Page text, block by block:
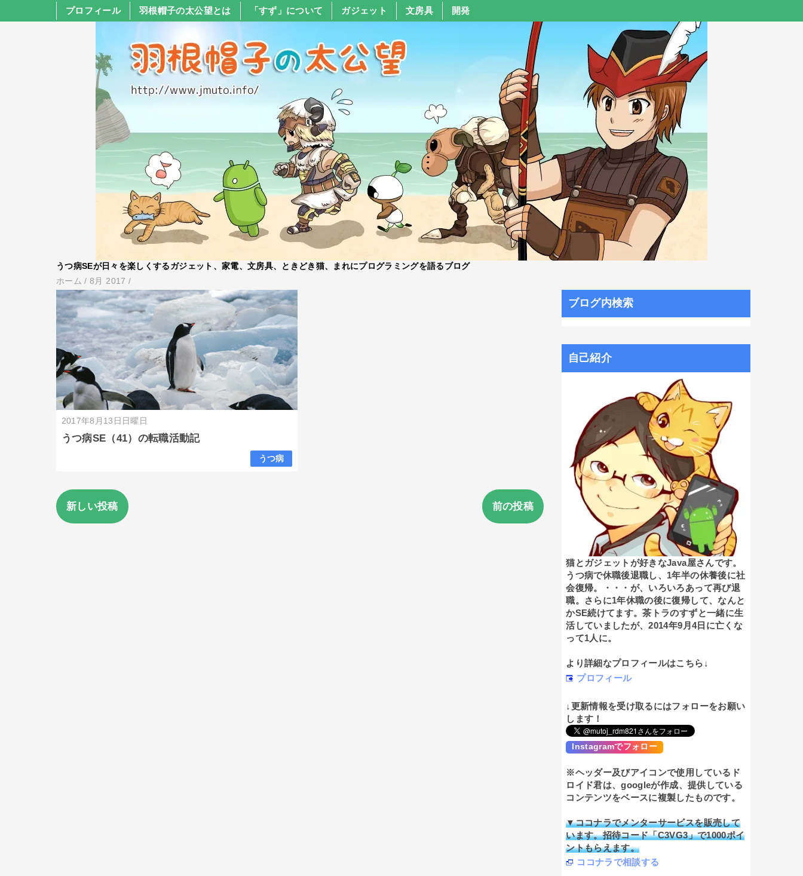
プロフィール 羽根帽子の太公望とは 「すず」について ガジェット 文房具 開発
うつ病SEが日々を楽しくするガジェット、家電、文房具、ときどき猫、まれにプログラミングを語るブログ
ホーム /8月 2017 /
2017年8月13日日曜日
うつ病SE（41）の転職活動記
うつ病
新しい投稿 前の投稿
ブログ内検索
自己紹介
猫とガジェットが好きなJava屋さんです。
うつ病で休職後退職し、1年半の休養後に社
会復帰。・・・が、いろいろあって再び退
職。さらに1年休職の後に復帰して、なんと
かSE続けてます。茶トラのすずと一緒に生
活していましたが、2014年9月4日に亡くな
って1人に。
より詳細なプロフィールはこちら↓
プロフィール
↓更新情報を受け取るにはフォローをお願い
します！
Instagramでフォロー
※ヘッダー及びアイコンで使用しているド
ロイド君は、googleが作成、提供している
コンテンツをベースに複製したものです。
▼ココナラでメンターサービスを販売して
います。招待コード「C3VG3」で1000ポイ
ントもらえます。
ココナラで相談する